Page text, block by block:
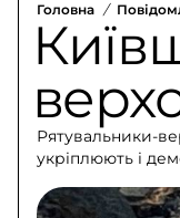
Головна /
Рятувальники-
укріплюють і